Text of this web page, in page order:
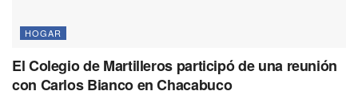
HOGAR
El Colegio de Martilleros participó de una reunión
con Carlos Bianco en Chacabuco